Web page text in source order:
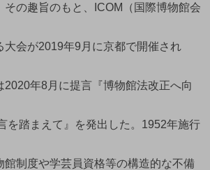
その趣旨のもと、ICOM（国際博物館会
大会が2019年9月に京都で開催され
2020年8月に提言『博物館法改正へ向
を踏まえて』を発出した。1952年施行
館制度や学芸員資格等の構造的な不備